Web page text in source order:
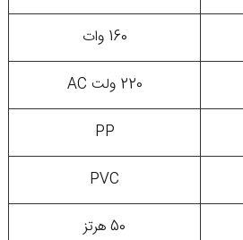
160 وات
220 ولت AC
PP
PVC
50 هرتز